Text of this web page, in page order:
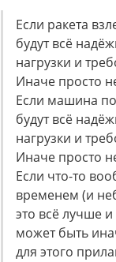
Если ракета
будут всё
нагрузки и
Иначе просто
Если машина
будут всё
нагрузки и
Иначе просто
Если что-то
временем (и
это всё лучше
может быть
для этого